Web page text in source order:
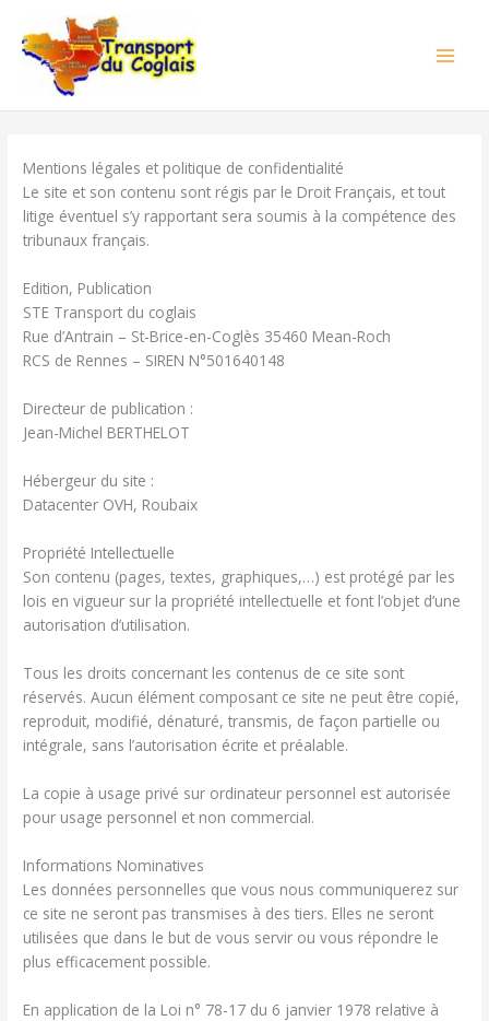
contenu
Mentions légales et politique de confidentialité
Le site et son contenu sont régis par le Droit Français, et tout
litige éventuel s’y rapportant sera soumis à la compétence des
tribunaux français.
Edition, Publication
STE Transport du coglais
Rue d’Antrain – St-Brice-en-Coglès 35460 Mean-Roch
RCS de Rennes – SIREN N°501640148
Directeur de publication :
Jean-Michel BERTHELOT
Hébergeur du site :
Datacenter OVH, Roubaix
Propriété Intellectuelle
Son contenu (pages, textes, graphiques,…) est protégé par les
lois en vigueur sur la propriété intellectuelle et font l’objet d’une
autorisation d’utilisation.
Tous les droits concernant les contenus de ce site sont
réservés. Aucun élément composant ce site ne peut être copié,
reproduit, modifié, dénaturé, transmis, de façon partielle ou
intégrale, sans l’autorisation écrite et préalable.
La copie à usage privé sur ordinateur personnel est autorisée
pour usage personnel et non commercial.
Informations Nominatives
Les données personnelles que vous nous communiquerez sur
ce site ne seront pas transmises à des tiers. Elles ne seront
utilisées que dans le but de vous servir ou vous répondre le
plus efficacement possible.
En application de la Loi n° 78-17 du 6 janvier 1978 relative à